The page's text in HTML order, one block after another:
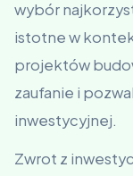
wybór
istotne w
projektów
zaufanie i
inwestycyjnej.
Zwrot z